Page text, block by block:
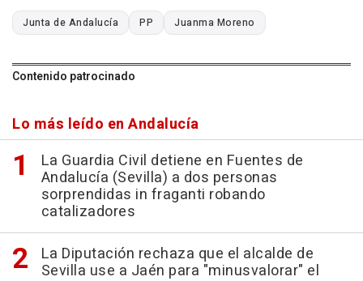
Junta de Andalucía PP Juanma Moreno
Contenido patrocinado
Lo más leído en Andalucía
La Guardia Civil detiene en Fuentes de
Andalucía (Sevilla) a dos personas
sorprendidas in fraganti robando
catalizadores
La Diputación rechaza que el alcalde de
Sevilla use a Jaén para "minusvalorar" el